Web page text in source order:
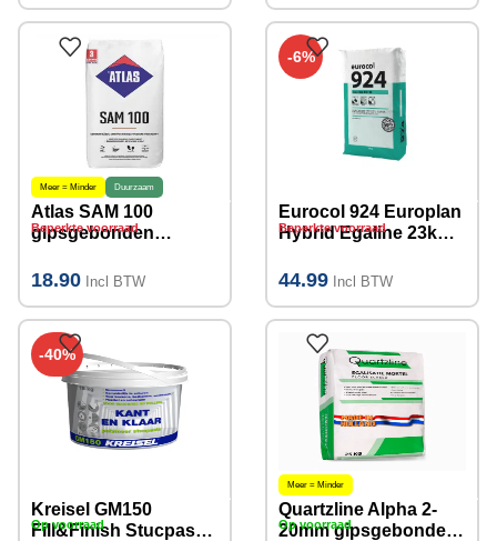
Meer = Minder Duurzaam
Atlas SAM 100
gipsgebonden
KG
18.90 Incl BTW
Beperkte voorraad
-6%
Eurocol 924 Europlan
Hybrid Egaline 23kg
bekleedbaar)
44.99 Incl BTW
Beperkte voorraad
-40%
Kreisel GM150
Fill&Finish Stucpasta
Op voorraad
Meer = Minder
Quartzline Alpha 2-
20mm gipsgebonden
Op voorraad